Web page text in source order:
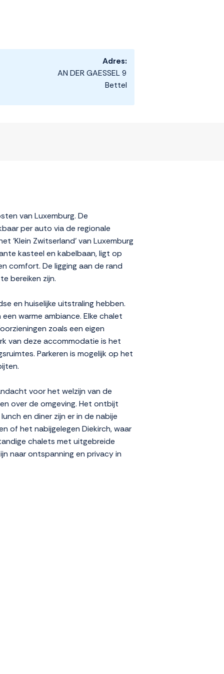
Adres:
AN DER GAESSEL 9
Bettel
van Luxemburg. De
per auto via de regionale
'Klein Zwitserland' van Luxemburg
kasteel en kabelbaan, ligt op
comfort. De ligging aan de rand
bereiken zijn.
en huiselijke uitstraling hebben.
warme ambiance. Elke chalet
zoals een eigen
van deze accommodatie is het
Parkeren is mogelijk op het
voor het welzijn van de
over de omgeving. Het ontbijt
en diner zijn er in de nabije
of het nabijgelegen Diekirch, waar
chalets met uitgebreide
naar ontspanning en privacy in